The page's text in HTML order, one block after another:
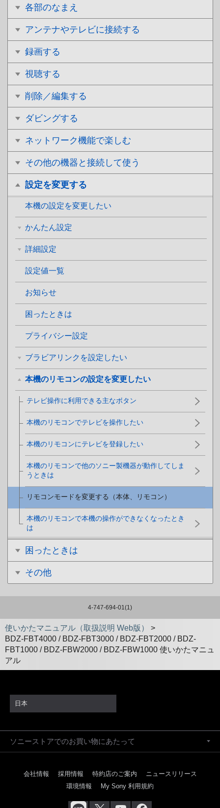
各部のなまえ
アンテナやテレビに接続する
録画する
視聴する
削除／編集する
ダビングする
ネットワーク機能で楽しむ
その他の機器と接続して使う
設定を変更する
本機の設定を変更したい
かんたん設定
詳細設定
設定値一覧
お知らせ
困ったときは
プライバシー設定
ブラビアリンクを設定したい
本機のリモコンの設定を変更したい
テレビ操作に利用できる主なボタン
本機のリモコンでテレビを操作したい
本機のリモコンにテレビを登録したい
本機のリモコンで他のソニー製機器が動作してしま
うときは
リモコンモードを変更する（本体、リモコン）
本機のリモコンで本機の操作ができなくなったとき
は
困ったときは
その他
4-747-694-01(1)
使いかたマニュアル（取扱説明 Web版）
>
BDZ-FBT4000 / BDZ-FBT3000 / BDZ-FBT2000 / BDZ-
FBT1000 / BDZ-FBW2000 / BDZ-FBW1000 使いかたマニュ
アル
日本
ソニーストアでのお買い物にあたって
会社情報 採用情報 特約店のご案内
ニュースリリース
環境情報
My Sony 利用規約